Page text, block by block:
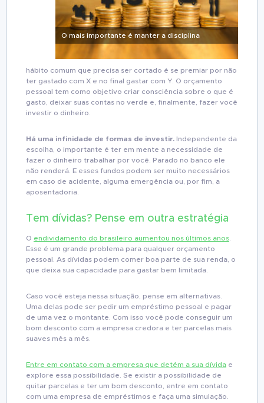
O mais importante é manter a disciplina
hábito comum que precisa ser cortado é se premiar por não
ter gastado com X e no final gastar com Y. O orçamento
pessoal tem como objetivo criar consciência sobre o que é
gasto, deixar suas contas no verde e, finalmente, fazer você
investir o dinheiro.
Há uma infinidade de formas de investir. Independente da
escolha, o importante é ter em mente a necessidade de
fazer o dinheiro trabalhar por você. Parado no banco ele
não renderá. E esses fundos podem ser muito necessários
em caso de acidente, alguma emergência ou, por fim, a
aposentadoria.
Tem dívidas? Pense em outra estratégia
O endividamento do brasileiro aumentou nos últimos anos
Esse é um grande problema para qualquer orçamento
pessoal. As dívidas podem comer boa parte de sua renda, o
que deixa sua capacidade para gastar bem limitada.
Caso você esteja nessa situação, pense em alternativas.
Uma delas pode ser pedir um empréstimo pessoal e pagar
de uma vez o montante. Com isso você pode conseguir um
bom desconto com a empresa credora e ter parcelas mais
suaves mês a mês.
Entre em contato com a empresa que detém a sua dívida e
explore essa possibilidade. Se existir a possibilidade de
quitar parcelas e ter um bom desconto, entre em contato
com uma empresa de empréstimos e faça uma simulação.